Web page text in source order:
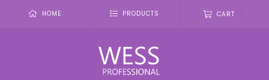
HOME PRODUCTS CART